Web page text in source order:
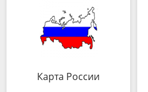
Карта России